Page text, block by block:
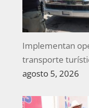
Implementan
transporte
agosto 5, 2026